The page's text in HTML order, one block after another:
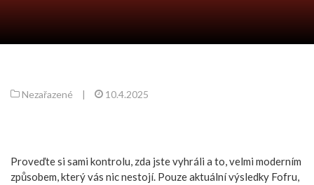
Nezařazené | 10.4.2025
Proveďte si sami kontrolu, zda jste vyhráli a to, velmi moderním
způsobem, který vás nic nestojí. Pouze aktuálnívýsledky Fofru,